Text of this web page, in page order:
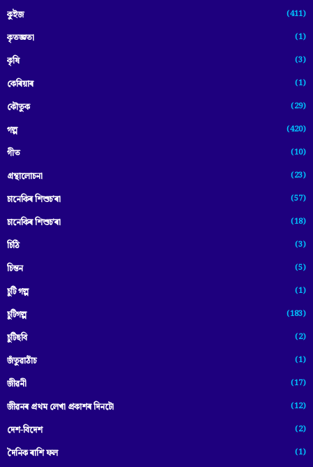
কুইজ (411)
কৃতজ্ঞতা (1)
কৃষি (3)
কেৰিয়াৰ (1)
কৌতুক (29)
গল্প (420)
গীত (10)
গ্ৰন্থালোচনা (23)
চানেকিৰ শিশুচ'ৰা (57)
চানেকিৰ শিশুচ’ৰা (18)
চিঠি (3)
চিন্তন (5)
চুটি গল্প (1)
চুটিগল্প (183)
চুটিছবি (2)
জঁতুৱাঠাঁচ (1)
জীৱনী (17)
জীৱনৰ প্ৰথম লেখা প্ৰকাশৰ দিনটো (12)
দেশ-বিদেশ (2)
দৈনিক ৰাশি ফল (1)